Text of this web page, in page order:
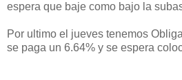
espera que baje como bajo la
Por ultimo el jueves tenemos
se paga un 6.64% y se espera